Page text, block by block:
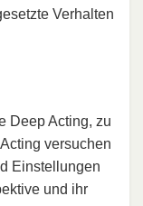
Verhalten
Deep Acting, zu
versuchen
Einstellungen
und ihr